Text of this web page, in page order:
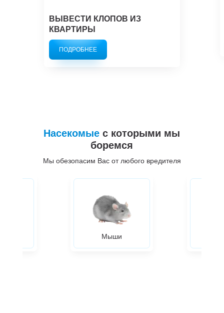
ВЫВЕСТИ КЛОПОВ ИЗ
КВАРТИРЫ
ПОДРОБНЕЕ
Насекомые с которыми мы
боремся
Мы обезопасим Вас от любого вредителя
Мыши